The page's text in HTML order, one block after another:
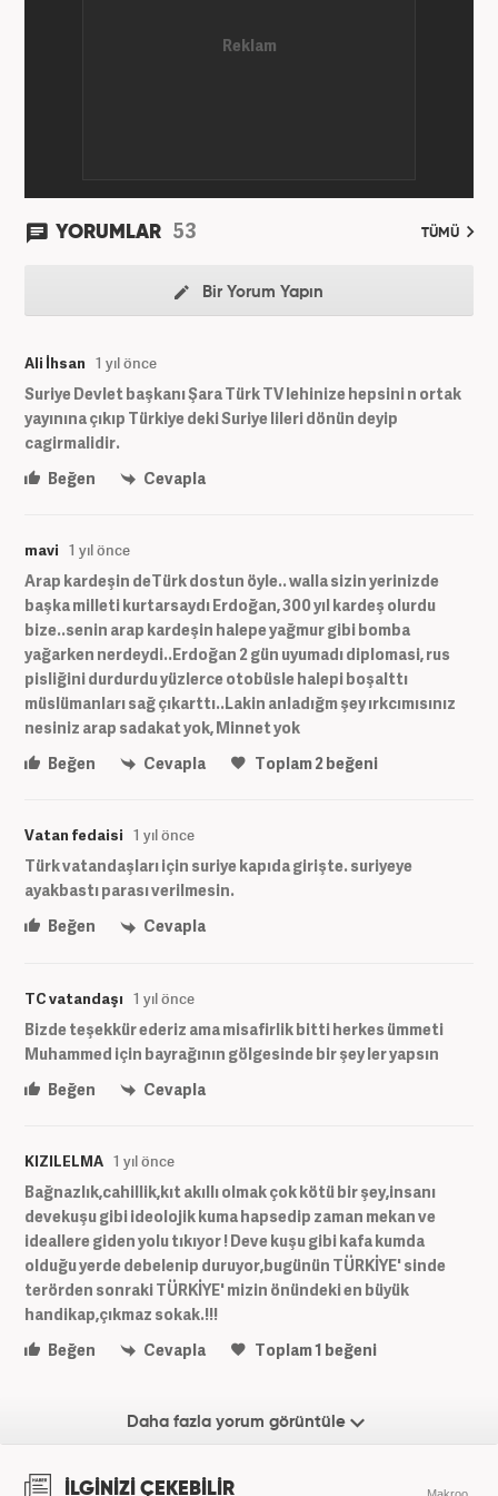
YORUMLAR 53 TÜMÜ
Bir Yorum Yapın
Ali İhsan 1 yıl önce
Suriye Devlet başkanı Şara Türk TV lehinize hepsini n ortak
yayınına çıkıp Türkiye deki Suriye lileri dönün deyip
cagirmalidir.
Beğen
Cevapla
mavi 1 yıl önce
Arap kardeşin deTürk dostun öyle.. walla sizin yerinizde
başka milleti kurtarsaydı Erdoğan, 300 yıl kardeş olurdu
bize..senin arap kardeşin halepe yağmur gibi bomba
yağarken nerdeydi..Erdoğan 2 gün uyumadı diplomasi, rus
pisliğini durdurdu yüzlerce otobüsle halepi boşalttı
müslümanları sağ çıkarttı..Lakin anladığm şey ırkcımısınız
nesiniz arap sadakat yok, Minnet yok
Beğen
Cevapla Toplam2beğeni
Vatan fedaisi 1 yıl önce
Türk vatandaşları için suriye kapıda girişte. suriyeye
ayakbastı parası verilmesin.
Beğen
Cevapla
TC vatandaşı 1 yıl önce
Bizde teşekkür ederiz ama misafirlik bitti herkes ümmeti
Muhammed için bayrağının gölgesinde bir şey ler yapsın
Beğen
Cevapla
KIZILELMA 1 yıl önce
Bağnazlık,cahillik,kıt akıllı olmak çok kötü bir şey,insanı
devekuşu gibi ideolojik kuma hapsedip zaman mekan ve
ideallere giden yolu tıkıyor ! Deve kuşu gibi kafa kumda
olduğu yerde debelenip duruyor,bugünün TÜRKİYE' sinde
terörden sonraki TÜRKİYE' mizin önündeki en büyük
handikap,çıkmaz sokak.!!!
Beğen
Cevapla Toplam1 beğeni
Daha fazla yorum görüntüle
İLGİNİZİ ÇEKEBİLİR